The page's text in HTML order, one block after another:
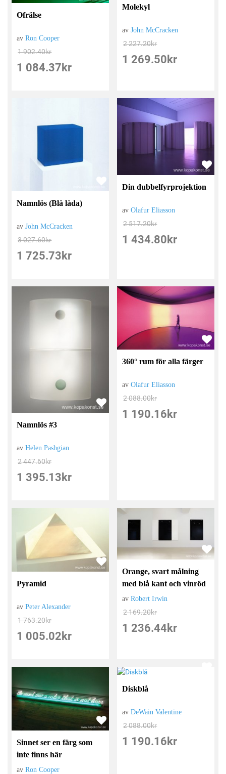
Ofrälse
avRon Cooper
1 902.40kr
1 084.37 kr
Molekyl
avJohn McCracken
2 227.20kr
1 269.50 kr
Namnlös (Blå låda)
avJohn McCracken
3 027.60kr
1 725.73 kr
Din dubbelfyrprojektion
avOlafur Eliasson
2 517.20kr
1 434.80 kr
Namnlös #3
avHelen Pashgian
2 447.60kr
1 395.13 kr
360° rum för alla färger
avOlafur Eliasson
2 088.00kr
1 190.16 kr
Pyramid
avPeter Alexander
1 763.20kr
1 005.02 kr
Orange, svart målning
med blå kant och vinröd
avRobert Irwin
2 169.20kr
1 236.44 kr
Sinnet ser en färg som
inte finns här
avRon Cooper
Diskblå
avDeWain Valentine
2 088.00kr
1 190.16 kr